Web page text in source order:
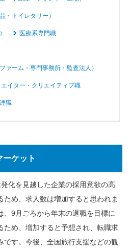
・トイレタリー）
医療系専門職
ァーム・専門事務所・監査法人）
エイター・クリエイティブ職
職
ケット
化を見越した企業の採用意欲の高
ため、求人数は増加すると思われま
、9月ごろから年末の退職を目標に
ため、増加すると予想され、転職求
です。今後、全国旅行支援などの観